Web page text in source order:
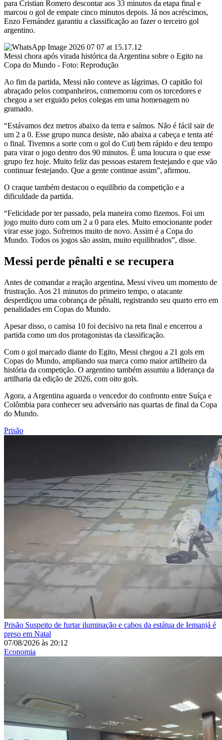
para Cristian Romero descontar aos 33 minutos da etapa final e
marcou o gol de empate cinco minutos depois. Já nos acréscimos,
Enzo Fernández garantiu a classificação ao fazer o terceiro gol
argentino.
Messi chora após virada histórica da Argentina sobre o Egito na
Copa do Mundo - Foto: Reprodução
Ao fim da partida, Messi não conteve as lágrimas. O capitão foi
abraçado pelos companheiros, comemorou com os torcedores e
chegou a ser erguido pelos colegas em uma homenagem no
gramado.
“Estávamos dez metros abaixo da terra e saímos. Não é fácil sair de
um 2 a 0. Esse grupo nunca desiste, não abaixa a cabeça e tenta até
o final. Tivemos a sorte com o gol do Cuti bem rápido e deu tempo
para virar o jogo dentro dos 90 minutos. É uma loucura o que esse
grupo fez hoje. Muito feliz das pessoas estarem festejando e que vão
continuar festejando. Que a gente continue assim”, afirmou.
O craque também destacou o equilíbrio da competição e a
dificuldade da partida.
“Felicidade por ter passado, pela maneira como fizemos. Foi um
jogo muito duro com um 2 a 0 para eles. Muito emocionante poder
virar esse jogo. Sofremos muito de novo. Assim é a Copa do
Mundo. Todos os jogos são assim, muito equilibrados”, disse.
Messi perde pênalti e se recupera
Antes de comandar a reação argentina, Messi viveu um momento de
frustração. Aos 21 minutos do primeiro tempo, o atacante
desperdiçou uma cobrança de pênalti, registrando seu quarto erro em
penalidades em Copas do Mundo.
Apesar disso, o camisa 10 foi decisivo na reta final e encerrou a
partida como um dos protagonistas da classificação.
Com o gol marcado diante do Egito, Messi chegou a 21 gols em
Copas do Mundo, ampliando sua marca como maior artilheiro da
história da competição. O argentino também assumiu a liderança da
artilharia da edição de 2026, com oito gols.
Agora, a Argentina aguarda o vencedor do confronto entre Suíça e
Colômbia para conhecer seu adversário nas quartas de final da Copa
do Mundo.
Prisão
Prisão Suspeito de furtar iluminação e cabos da estátua de Iemanjá é
preso em Natal
07/08/2026 às 20:12
Economia